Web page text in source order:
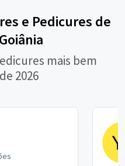
e Pedicures de
mais bem
2026